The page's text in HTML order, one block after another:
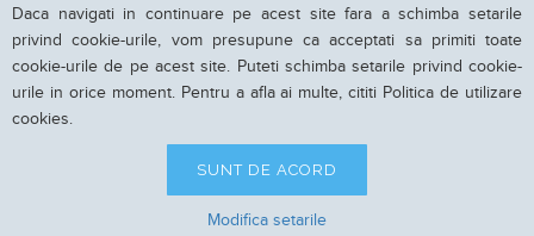
Daca navigati in continuare pe acest site fara a schimba setarile
privind cookie-urile, vom presupune ca acceptati sa primiti toate
cookie-urile de pe acest site. Puteti schimba setarile privind cookie-
urile in orice moment. Pentru a afla ai multe, cititi Politica de utilizare
cookies.
SUNT DE ACORD
Modifica setarile
unitati de cazare din toate zonele turistice, oferte
speciale, rezervari online.
Utilizand acest serviciu inseamna ca sunteti de acord cu
Termenii si conditiile de utilizare.
Parteneri Cazare Online